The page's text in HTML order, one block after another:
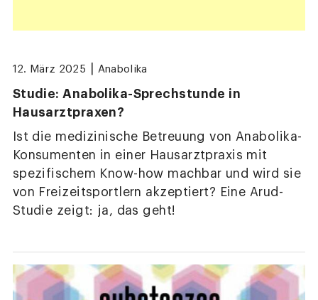
12. März 2025 Anabolika
Studie: Anabolika-Sprechstunde in
Hausarztpraxen?
Ist die medizinische Betreuung von Anabolika-
Konsumenten in einer Hausarztpraxis mit
spezifischem Know-how machbar und wird sie
von Freizeitsportlern akzeptiert? Eine Arud-
Studie zeigt: ja, das geht!